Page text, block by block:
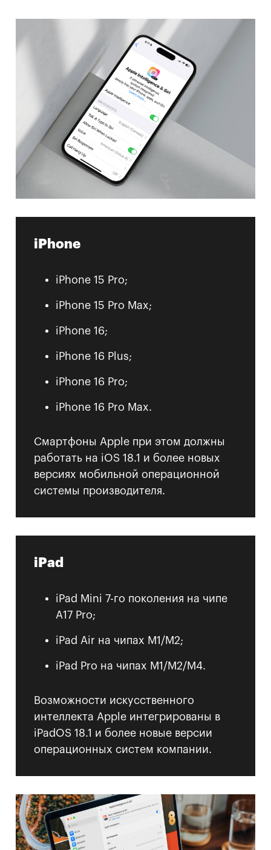
iPhone
iPhone 15 Pro;
iPhone 15 Pro Max;
iPhone 16;
iPhone 16 Plus;
iPhone 16 Pro;
iPhone 16 Pro Max.
Смартфоны Apple при этом должны
работать на iOS 18.1 и более новых
версиях мобильной операционной
системы производителя.
iPad
iPad Mini 7-го поколения на чипе
A17 Pro;
iPad Air на чипах M1/M2;
iPad Pro на чипах M1/M2/M4.
Возможности искусственного
интеллекта Apple интегрированы в
iPadOS 18.1 и более новые версии
операционных систем компании.